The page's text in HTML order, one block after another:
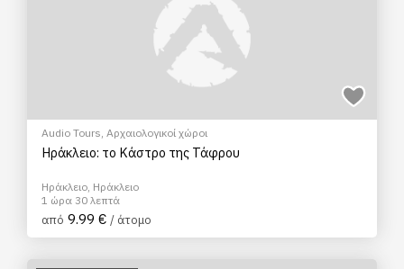
Audio Tours, Αρχαιολογικοί χώροι
Ηράκλειο: το Κάστρο της Τάφρου
Ηράκλειο, Ηράκλειο
1 ώρα 30 λεπτά
από 9.99 € / άτομο